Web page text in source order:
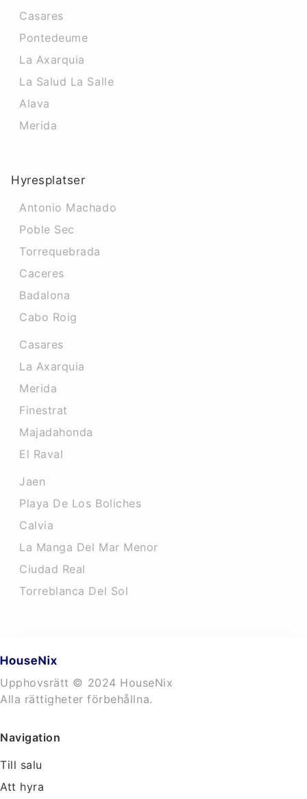
Casares
Pontedeume
La Axarquia
La Salud La Salle
Alava
Merida
Hyresplatser
Antonio Machado
Poble Sec
Torrequebrada
Caceres‎
Badalona
Cabo Roig
Casares
La Axarquia
Merida
Finestrat
Majadahonda
El Raval
Jaen
Playa De Los Boliches
Calvia
La Manga Del Mar Menor
Ciudad Real
Torreblanca Del Sol
Upphovsrätt © 2024 HouseNix
Alla rättigheter förbehållna.
Navigation
Till salu
Att hyra